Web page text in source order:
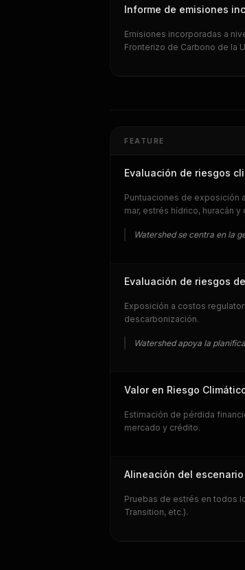
Informe de emisiones
Emisiones incorporadas a
Fronterizo de Carbono de la
FEATURE
Evaluación de riesgos
Puntuaciones de exposición
mar, estrés hídrico, huracán
Watershed se centra en la
Evaluación de riesgos
Exposición a costos
descarbonización.
Watershed apoya la
Valor en Riesgo
Estimación de pérdida
mercado y crédito.
Alineación del escenario
Pruebas de estrés en todos
Transition, etc.).